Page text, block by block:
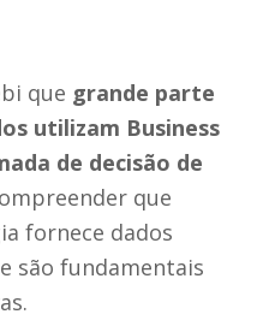
que grande parte
utilizam Business
de decisão de
que
fornece dados
são fundamentais